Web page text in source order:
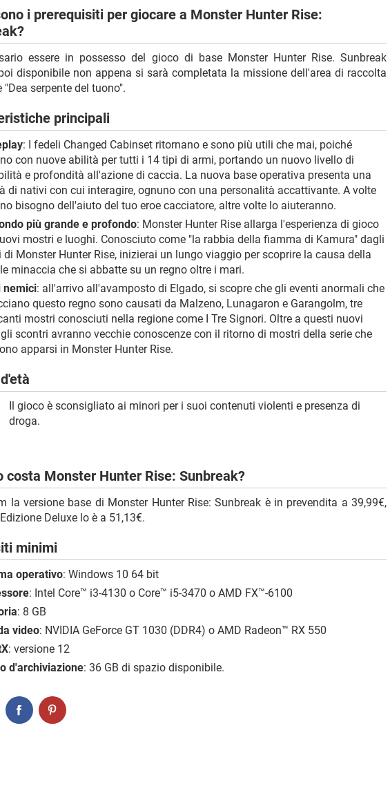
i prerequisiti per giocare a Monster Hunter Rise:
essere in possesso del gioco di base Monster Hunter Rise. Sunbreak
disponibile non appena si sarà completata la missione dell'area di raccolta
"Dea serpente del tuono".
principali
: I fedeli Changed Cabinset ritornano e sono più utili che mai, poiché
con nuove abilità per tutti i 14 tipi di armi, portando un nuovo livello di
e profondità all'azione di caccia. La nuova base operativa presenta una
di nativi con cui interagire, ognuno con una personalità accattivante. A volte
bisogno dell'aiuto del tuo eroe cacciatore, altre volte lo aiuteranno.
più grande e profondo: Monster Hunter Rise allarga l'esperienza di gioco
mostri e luoghi. Conosciuto come "la rabbia della fiamma di Kamura" dagli
di Monster Hunter Rise, inizierai un lungo viaggio per scoprire la causa della
minaccia che si abbatte su un regno oltre i mari.
nemici: all'arrivo all'avamposto di Elgado, si scopre che gli eventi anormali che
questo regno sono causati da Malzeno, Lunagaron e Garangolm, tre
mostri conosciuti nella regione come I Tre Signori. Oltre a questi nuovi
scontri avranno vecchie conoscenze con il ritorno di mostri della serie che
apparsi in Monster Hunter Rise.
Il gioco è sconsigliato ai minori per i suoi contenuti violenti e presenza di
droga.
costa Monster Hunter Rise: Sunbreak?
la versione base di Monster Hunter Rise: Sunbreak è in prevendita a 39,99€,
Deluxe lo è a 51,13€.
minimi
operativo: Windows 10 64 bit
: Intel Core™ i3-4130 o Core™ i5-3470 o AMD FX™-6100
: 8 GB
video: NVIDIA GeForce GT 1030 (DDR4) o AMD Radeon™ RX 550
: versione 12
d'archiviazione: 36 GB di spazio disponibile.